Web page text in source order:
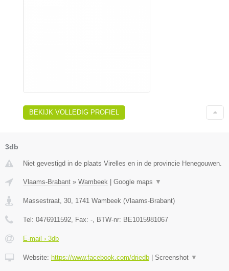
BEKIJK VOLLEDIG PROFIEL
3db
Niet gevestigd in de plaats Virelles en in de provincie Henegouwen.
Vlaams-Brabant » Wambeek Google maps ▼
Massestraat, 30 1741 Wambeek (Vlaams-Brabant)
Tel: 0476911592 , Fax: - , BTW-nr: BE1015981067
E-mail › 3db
Website: https://www.facebook.com/driedb Screenshot ▼